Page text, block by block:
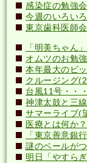
感染症の勉強
今週のいろい
東京歯科医師
「明美ちゃん
オムツのお勉
本年最大のビ
クルージング
台風11号・・
神津太鼓と三
サマーライブ(
医療とは何か
「東京善意銀
謎のベールが
明日「やすら